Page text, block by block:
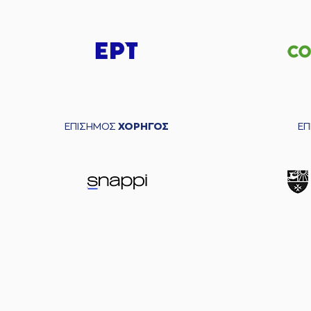
ΕΠΙΣΗΜΟΣ ΧΟΡΗΓΟΣ